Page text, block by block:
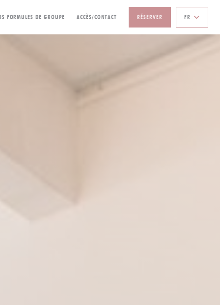
FORMULES DE GROUPE((OUVRE UNE NOUVELLE FENÊTRE))
ACCÈS/CONTACT RÉSERVER FR